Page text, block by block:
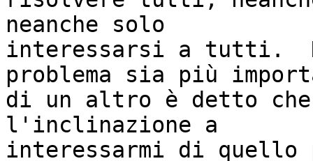
neanche solo
interessarsi a tutti.
problema sia più
di un altro è detto
l'inclinazione a
interessarmi di quello